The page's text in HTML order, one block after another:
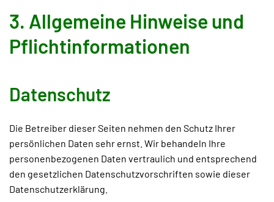
3. Allgemeine Hinweise und
Pflicht­informationen
Datenschutz
Die Betreiber dieser Seiten nehmen den Schutz Ihrer
persönlichen Daten sehr ernst. Wir behandeln Ihre
personenbezogenen Daten vertraulich und entsprechend
den gesetzlichen Datenschutzvorschriften sowie dieser
Datenschutzerklärung.